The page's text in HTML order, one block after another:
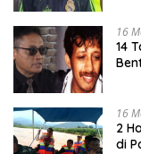
16
14
16
2
di